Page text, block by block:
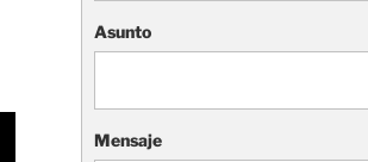
Asunto
Mensaje